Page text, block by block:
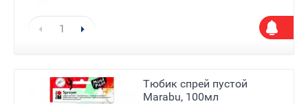
Тюбик спрей пустой
Marabu, 100мл